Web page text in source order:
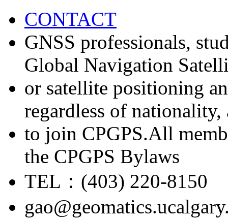
CONTACT
GNSS professionals,
Global Navigation
or satellite positioning
regardless of nationality,
to join CPGPS.All
the CPGPS Bylaws
TEL：(403) 220-8150